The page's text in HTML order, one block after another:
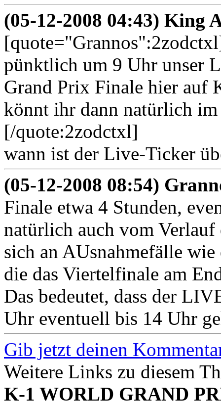
(05-12-2008 04:43) King
pünktlich um 9 Uhr unser
Grand Prix Finale hier auf
könnt ihr dann natürlich
[/quote:2zodctxl]
wann ist der Live-Ticker
(05-12-2008 08:54)
Finale etwa 4 Stunden,
natürlich auch vom
sich an AUsnahmefälle
die das Viertelfinale am
Das bedeutet, dass der
Uhr eventuell bis 14 Uhr
Gib jetzt deinen
Weitere Links zu diesem
K-1 WORLD GRAND